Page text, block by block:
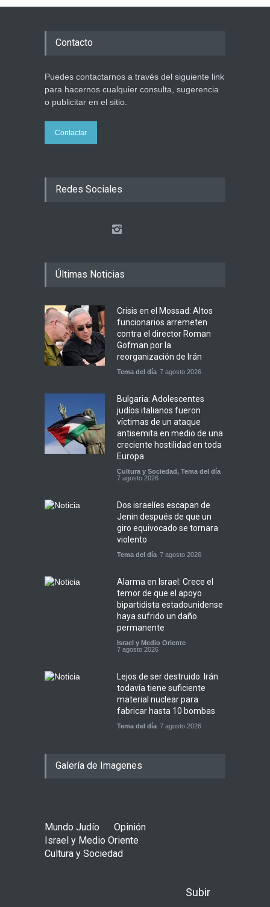
Contacto
Puedes contactarnos a través del siguiente link
para hacernos cualquier consulta, sugerencia
o publicitar en el sitio.
Contactar
Redes Sociales
Últimas Noticias
Crisis en el Mossad: Altos
funcionarios arremeten
contra el director Roman
Gofman por la
reorganización de Irán
Tema del día 7 agosto 2026
Bulgaria: Adolescentes
judíos italianos fueron
víctimas de un ataque
antisemita en medio de una
creciente hostilidad en toda
Europa
Cultura y Sociedad, Tema del día
7 agosto 2026
Dos israelíes escapan de
Jenin después de que un
giro equivocado se tornara
violento
Tema del día 7 agosto 2026
Alarma en Israel: Crece el
temor de que el apoyo
bipartidista estadounidense
haya sufrido un daño
permanente
Israel y Medio Oriente
7 agosto 2026
Lejos de ser destruido: Irán
todavía tiene suficiente
material nuclear para
fabricar hasta 10 bombas
Tema del día 7 agosto 2026
Galería de Imagenes
Mundo Judío
Opinión
Israel y Medio Oriente
Cultura y Sociedad
Subir